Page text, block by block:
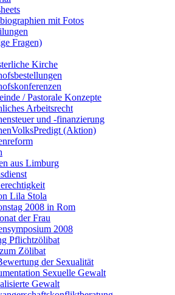
mit Fotos
Fragen)
Kirche
/ Pastorale Konzepte
Arbeitsrecht
und -finanzierung
(Aktion)
aus Limburg
Lila Stola
2008 in Rom
der Frau
2008
Pflichtzölibat
Zölibat
der Sexualität
Sexuelle Gewalt
Gewalt